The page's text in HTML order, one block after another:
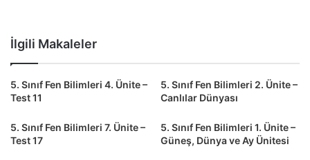
İlgili Makaleler
5. Sınıf Fen Bilimleri 4. Ünite –
Test 11
5. Sınıf Fen Bilimleri 2. Ünite –
Canlılar Dünyası
5. Sınıf Fen Bilimleri 7. Ünite –
Test 17
5. Sınıf Fen Bilimleri 1. Ünite –
Güneş, Dünya ve Ay Ünitesi